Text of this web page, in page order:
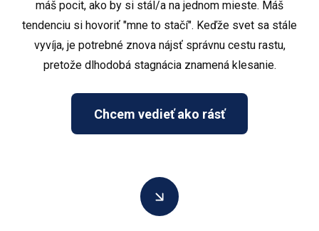
máš pocit, ako by si stál/a na jednom mieste. Máš
tendenciu si hovoriť "mne to stačí". Keďže svet sa stále
vyvíja, je potrebné znova nájsť správnu cestu rastu,
pretože dlhodobá stagnácia znamená klesanie.
Chcem vedieť ako rásť